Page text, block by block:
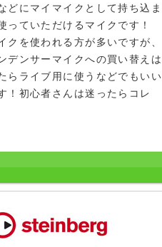
どにマイマイクとして持ち込ま
ていただけるマイクです！
を使われる方が多いですが、
デンサーマイクへの買い替えは
らライブ用に使うなどでもいい
！初心者さんは迷ったらコレ